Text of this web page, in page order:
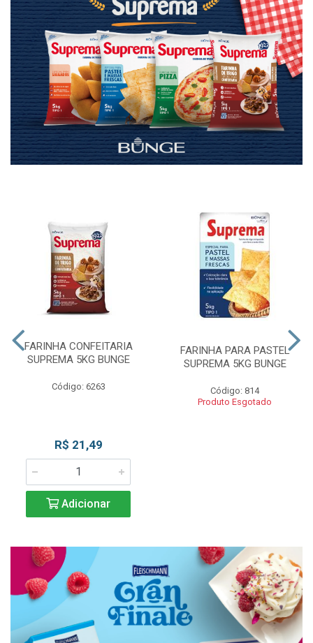
FARINHA CONFEITARIA
SUPREMA 5KG BUNGE
Código: 6263
R$ 21,49
Adicionar
FARINHA PARA PASTEL
SUPREMA 5KG BUNGE
Código: 814
Produto Esgotado